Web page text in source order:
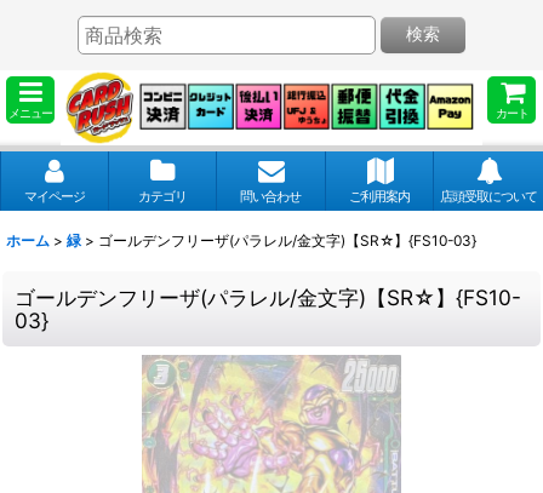
メニュー カート
検索
マイページ カテゴリ 問い合わせ ご利用案内 店頭受取について
ホーム > 緑 > ゴールデンフリーザ(パラレル/金文字)【SR☆】{FS10-03}
ゴールデンフリーザ(パラレル/金文字)【SR☆】{FS10-
03}